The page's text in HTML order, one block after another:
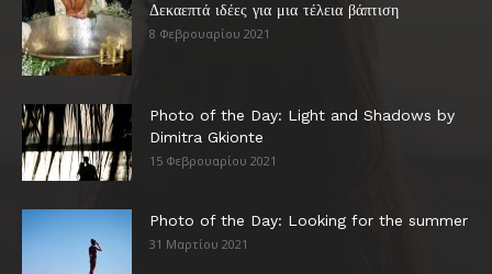
Δεκαεπτά ιδέες για μια τέλεια βάπτιση
8 Φεβρουαρίου 2021
Photo of the Day: Light and Shadows by
Dimitra Gkionte
15 Φεβρουαρίου 2021
Photo of the Day: Looking for the summer
31 Μαρτίου 2021